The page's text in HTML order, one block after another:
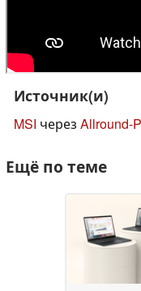
Источник(и)
MSI через Allround-
Ещё по теме